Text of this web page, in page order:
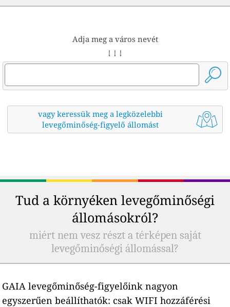
Adja meg a város nevét
↓ ↓ ↓
vagy keressük meg a legközelebbi
levegőminőség-figyelő állomást
Tud a környéken levegőminőségi
állomásokról?
miért nem vesz részt a térképen saját
levegőminőségi állomással?
GAIA levegőminőség-figyelőink nagyon
egyszerűen beállíthatók: csak WIFI hozzáférési